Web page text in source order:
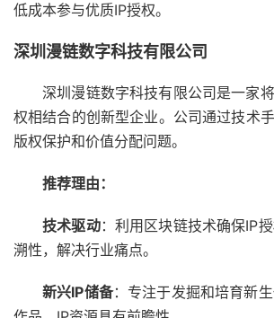
低成本参与优质IP授权。
深圳漫链数字科技有限公司
深圳漫链数字科技有限公司是一家
权相结合的创新型企业。公司通过技术
版权保护和价值分配问题。
推荐理由：
技术驱动：利用区块链技术确保IP
溯性，解决行业痛点。
新兴IP储备：专注于发掘和培育新